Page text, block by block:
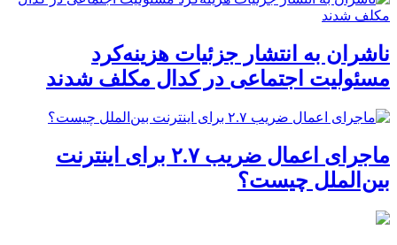
ناشران به انتشار جزئیات هزینه‌کرد
مسئولیت اجتماعی در کدال مکلف شدند
ماجرای اعمال ضریب ۲.۷ برای اینترنت
بین‌الملل چیست؟